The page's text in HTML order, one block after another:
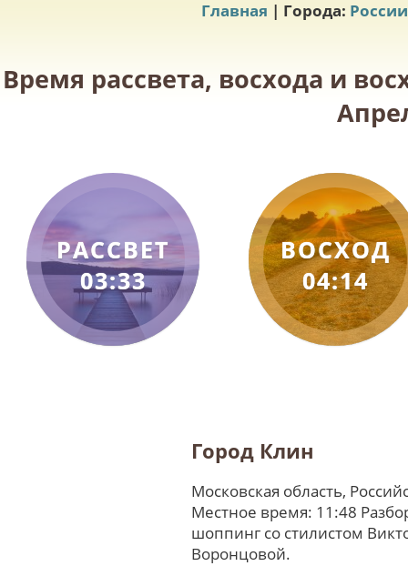
Главная | Города: России
Время рассвета, восхода и
РАССВЕТ
03:33
ВОСХОД
04:14
Город Клин
Московская область,
Местное время: 11:48
шоппинг со стилистом
Воронцовой.